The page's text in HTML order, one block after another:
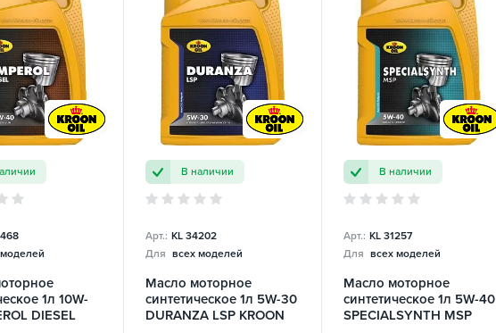
1л 10W-
DIESEL
В наличии
Арт.: KL 34202
Для всех моделей
Масло моторное
синтетическое 1л 5W-30
DURANZA LSP KROON
В наличии
Арт.: KL 31257
Для всех моделей
Масло моторное
синтетическое 1л 5W-40
SPECIALSYNTH MSP